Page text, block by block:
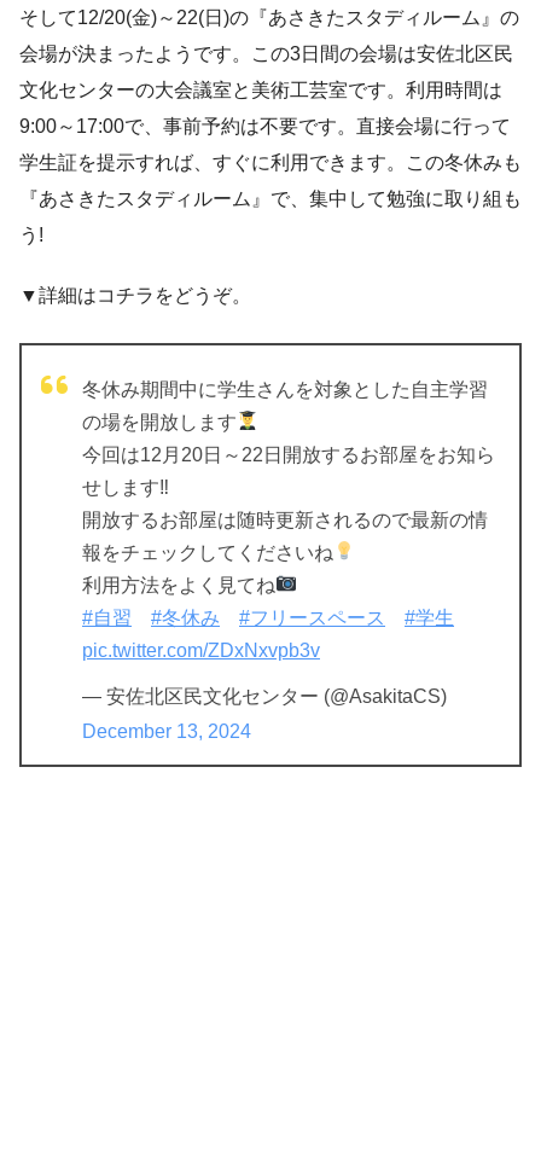
そして12/20(金)～22(日)の『あさきたスタディルーム』の
会場が決まったようです。この3日間の会場は安佐北区民
文化センターの大会議室と美術工芸室です。利用時間は
9:00～17:00で、事前予約は不要です。直接会場に行って
学生証を提示すれば、すぐに利用できます。この冬休みも
『あさきたスタディルーム』で、集中して勉強に取り組も
う!
▼詳細はコチラをどうぞ。
冬休み期間中に学生さんを対象とした自主学習
の場を開放します
今回は12月20日～22日開放するお部屋をお知ら
せします‼
開放するお部屋は随時更新されるので最新の情
報をチェックしてくださいね
利用方法をよく見てね
#自習
#冬休み #フリースペース
#学生
pic.twitter.com/ZDxNxvpb3v
— 安佐北区民文化センター (@AsakitaCS)
December 13, 2024